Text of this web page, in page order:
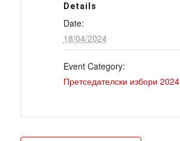
Details
Date:
18/04/2024
Event Category:
Претседателски избори 2024